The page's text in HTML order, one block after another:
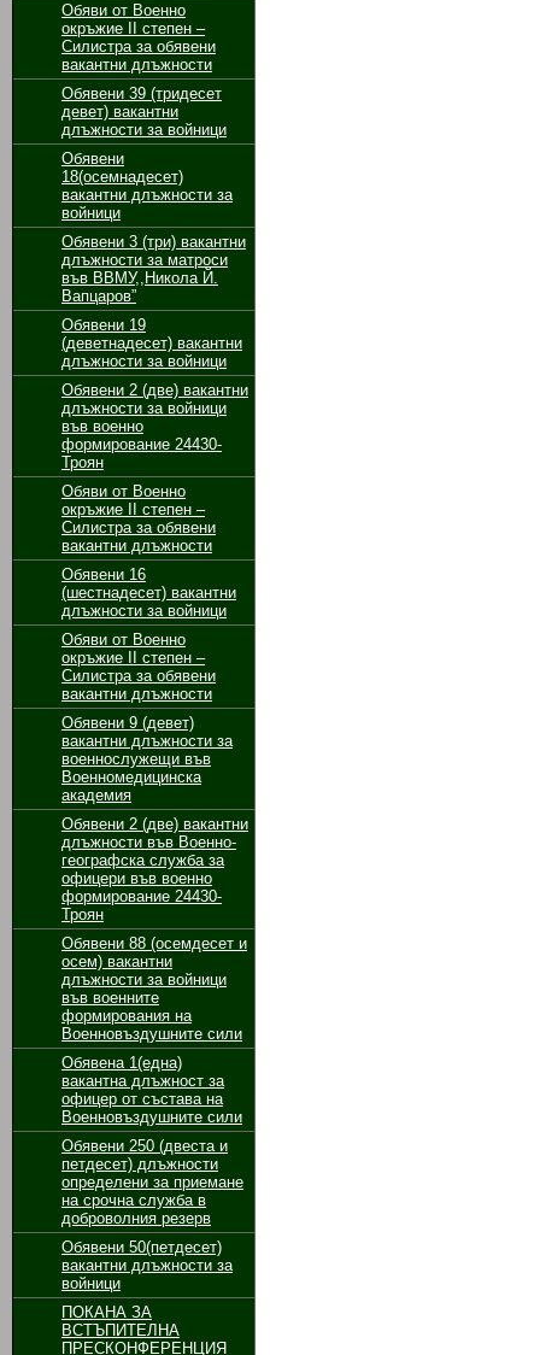
Обяви от Военно
окръжие II степен –
Силистра за обявени
вакантни длъжности
Обявени 39 (тридесет
девет) вакантни
длъжности за войници
Обявени
18(осемнадесет)
вакантни длъжности за
войници
Обявени 3 (три) вакантни
длъжности за матроси
във ВВМУ,,Никола Й.
Вапцаров”
Обявени 19
(дeветнадесет) вакантни
длъжности за войници
Oбявени 2 (две) вакантни
длъжности за войници
във военно
формирование 24430-
Троян
Обяви от Военно
окръжие II степен –
Силистра за обявени
вакантни длъжности
Обявени 16
(шестнадесет) вакантни
длъжности за войници
Обяви от Военно
окръжие II степен –
Силистра за обявени
вакантни длъжности
Обявени 9 (девет)
вакантни длъжности за
военнослужещи във
Военномедицинска
академия
Обявени 2 (две) вакантни
длъжности във Военно-
географска служба за
офицери във военно
формирование 24430-
Троян
Обявени 88 (осемдесет и
осем) вакантни
длъжности за войници
във военните
формирования на
Военновъздушните сили
Обявенa 1(една)
вакантна длъжност за
офицер от състава на
Военновъздушните сили
Обявени 250 (двеста и
петдесет) длъжности
определени за приемане
на срочна служба в
доброволния резерв
Обявени 50(петдесет)
вакантни длъжности за
войници
ПОКАНА ЗА
ВСТЪПИТЕЛНА
ПРЕСКОНФЕРЕНЦИЯ